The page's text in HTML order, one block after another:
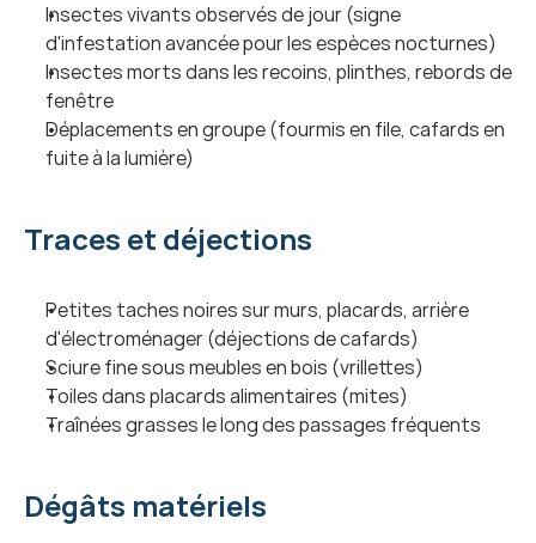
Insectes vivants observés de jour (signe
d'infestation avancée pour les espèces nocturnes)
Insectes morts dans les recoins, plinthes, rebords de
fenêtre
Déplacements en groupe (fourmis en file, cafards en
fuite à la lumière)
Traces et déjections
Petites taches noires sur murs, placards, arrière
d'électroménager (déjections de cafards)
Sciure fine sous meubles en bois (vrillettes)
Toiles dans placards alimentaires (mites)
Traînées grasses le long des passages fréquents
Dégâts matériels